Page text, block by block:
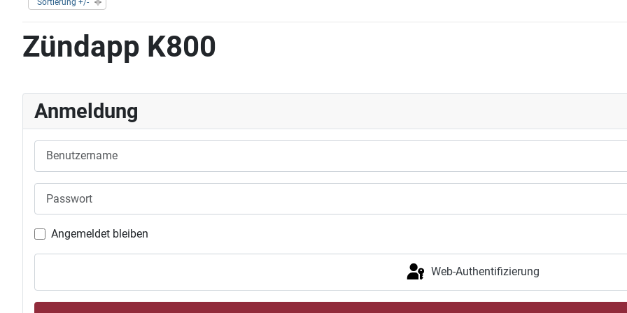
Zündapp K800
Anmeldung
Angemeldet bleiben
Web-Authentifizierung